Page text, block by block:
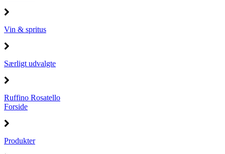
Vin & spritus
Særligt udvalgte
Ruffino Rosatello
Forside
Produkter